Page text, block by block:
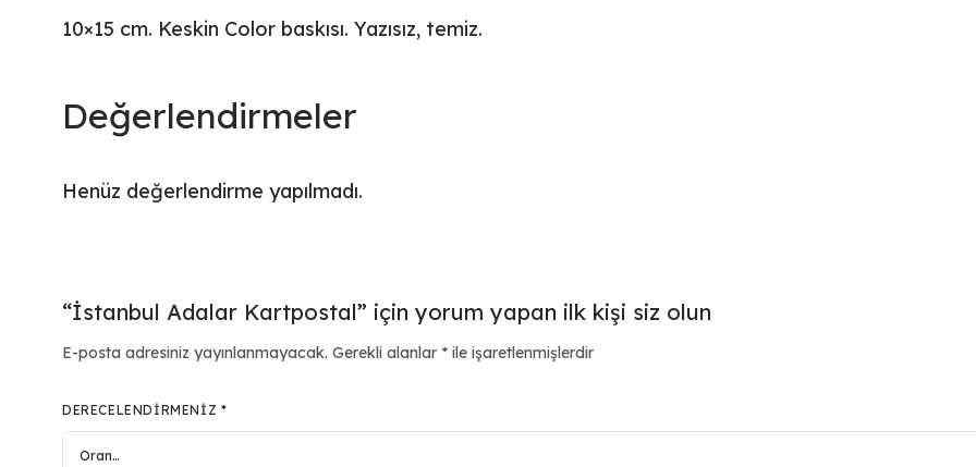
10×15 cm. Keskin Color baskısı. Yazısız, temiz.
Değerlendirmeler
Henüz değerlendirme yapılmadı.
“İstanbul Adalar Kartpostal” için yorum yapan ilk kişi siz olun
E-posta adresiniz yayınlanmayacak. Gerekli alanlar * ile işaretlenmişlerdir
DERECELENDIRMENIZ *